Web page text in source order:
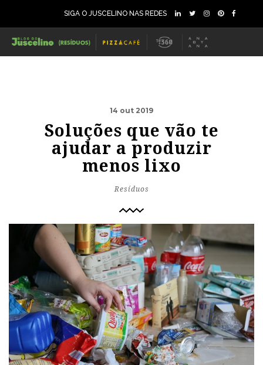
SIGA O JUSCELINO NAS REDES
14 out 2019
Soluções que vão te
ajudar a produzir
menos lixo
Resíduos